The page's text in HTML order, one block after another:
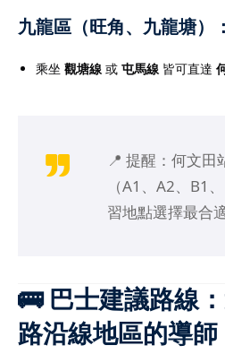
文憑課程（IB課程
）的
高、科目多元，學生需
IB導師
熟悉課程結
在數學、經濟、物理、
科目提供深入指導。許
服務，是實現IB高分與
九龍區（旺角、九龍塘）：
乘坐 觀塘線 或 屯馬線 皆可直達
📍 提醒：何文田
（A1、A2、B1
習地點選擇最合
🚌 巴士建議路線
路沿線地區的導師